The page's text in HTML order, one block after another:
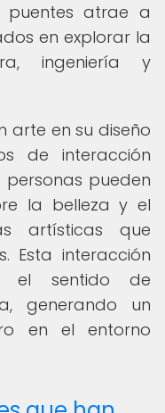
atrae a
en explorar la
ingeniería y
arte en su diseño
de interacción
pueden
la belleza y el
artísticas que
Esta interacción
el sentido de
generando un
en el entorno